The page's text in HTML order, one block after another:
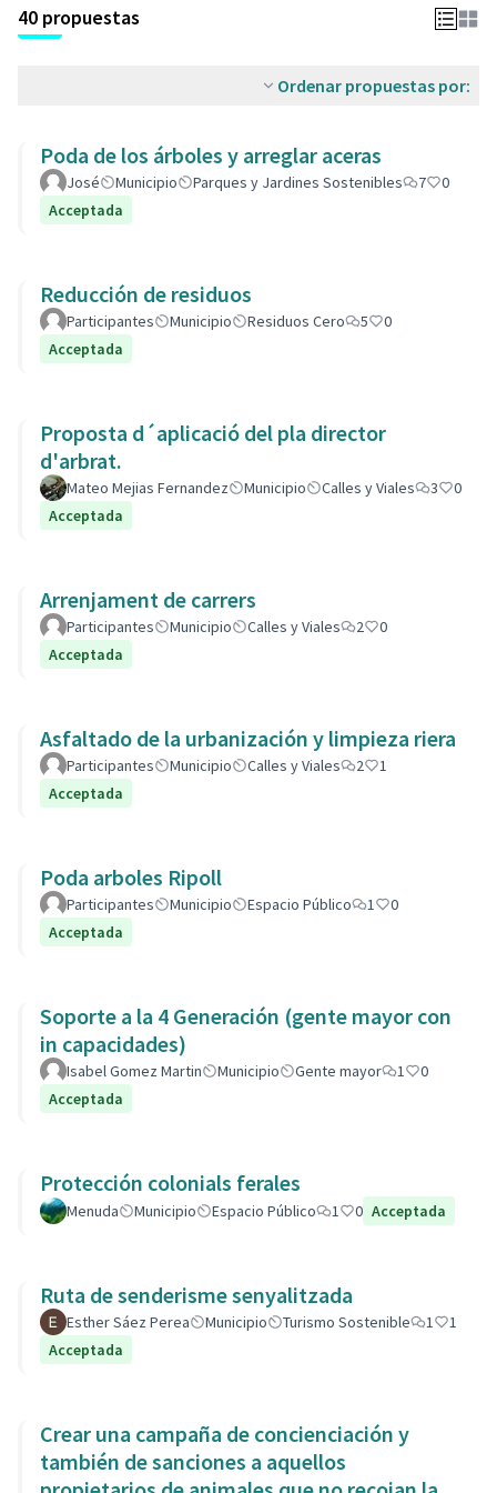
40 propuestas
Ordenar propuestas por:
Poda de los árboles y arreglar aceras
José Municipio Parques y Jardines Sostenibles 7
0
Acceptada
Reducción de residuos
Participantes Municipio Residuos Cero 5
0
Acceptada
Proposta d´aplicació del pla director
d'arbrat.
Mateo Mejias Fernandez Municipio Calles y Viales 3
0
Acceptada
Arrenjament de carrers
Participantes Municipio Calles y Viales 2
0
Acceptada
Asfaltado de la urbanización y limpieza riera
Participantes Municipio Calles y Viales 2
1
Acceptada
Poda arboles Ripoll
Participantes Municipio Espacio Público 1
0
Acceptada
Soporte a la 4 Generación (gente mayor con
in capacidades)
Isabel Gomez Martin Municipio Gente mayor 1
0
Acceptada
Protección colonials ferales
Menuda Municipio Espacio Público 1 0 Acceptada
Ruta de senderisme senyalitzada
Esther Sáez Perea Municipio Turismo Sostenible 1
1
Acceptada
Crear una campaña de concienciación y
también de sanciones a aquellos